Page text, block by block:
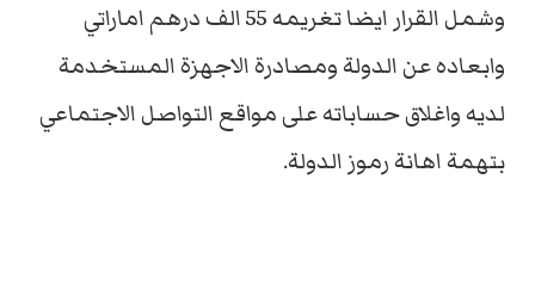
وشمل القرار ايضا تغريمه 55 الف درهم اماراتي
وابعاده عن الدولة ومصادرة الاجهزة المستخدمة
لديه واغلاق حساباته على مواقع التواصل الاجتماعي
بتهمة اهانة رموز الدولة.